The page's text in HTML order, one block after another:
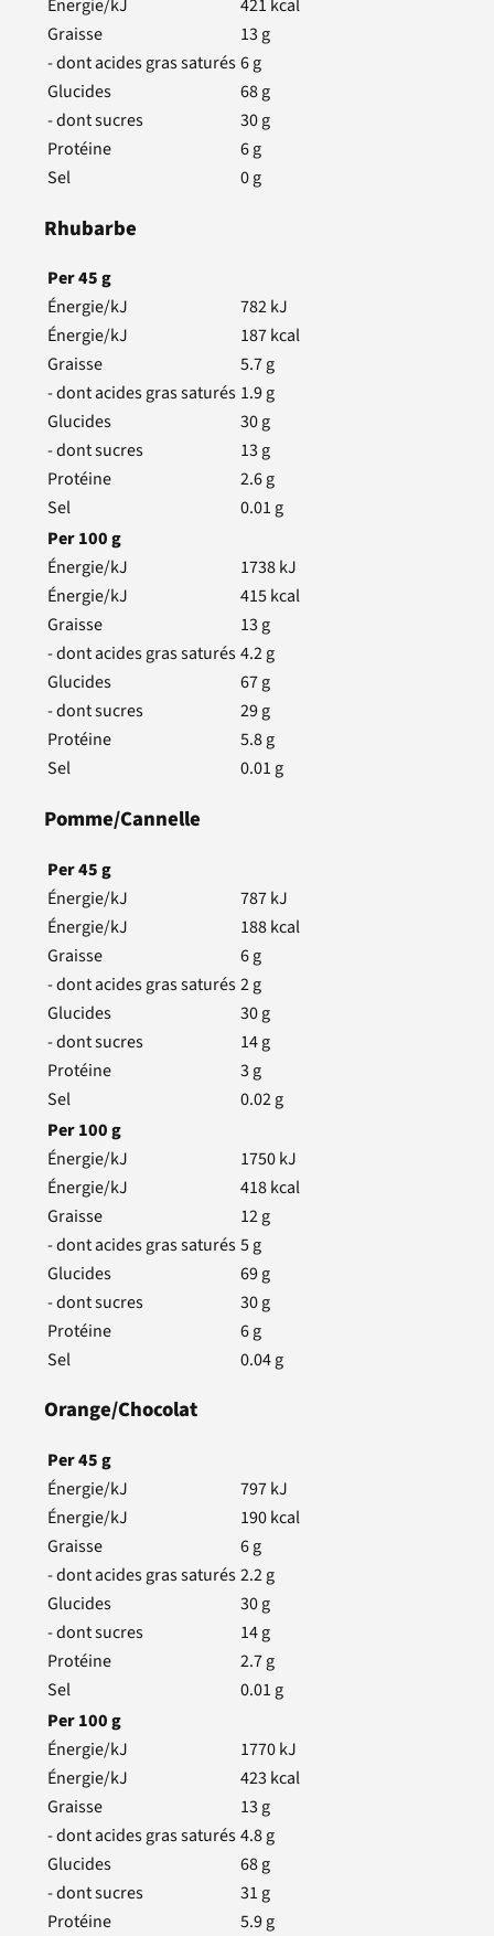
Énergie/kJ 421 kcal
Graisse
13 g
- dont acides gras saturés6g
Glucides
68g
- dont sucres
30g
Protéine
6g
Sel
0g
Rhubarbe
Per45g
Énergie/kJ
782kJ
Énergie/kJ
187kcal
Graisse
5.7g
- dont acides gras saturés 1.9g
Glucides
30g
- dont sucres
13 g
Protéine
2.6g
Sel
0.01 g
Per100g
Énergie/kJ
1738kJ
Énergie/kJ
415kcal
Graisse
13 g
- dont acides gras saturés4.2g
Glucides
67g
- dont sucres
29g
Protéine
5.8g
Sel
0.01 g
Pomme/Cannelle
Per45g
Énergie/kJ
787kJ
Énergie/kJ
188kcal
Graisse
6g
- dont acides gras saturés2g
Glucides
30g
- dont sucres
14g
Protéine
3 g
Sel
0.02g
Per100g
Énergie/kJ
1750kJ
Énergie/kJ
418kcal
Graisse
12g
- dont acides gras saturés5g
Glucides
69g
- dont sucres
30g
Protéine
6g
Sel
0.04g
Orange/Chocolat
Per45g
Énergie/kJ
797kJ
Énergie/kJ
190kcal
Graisse
6g
- dont acides gras saturés2.2g
Glucides
30g
- dont sucres
14g
Protéine
2.7g
Sel
0.01 g
Per100g
Énergie/kJ
1770kJ
Énergie/kJ
423 kcal
Graisse
13 g
- dont acides gras saturés4.8g
Glucides
68g
- dont sucres
31 g
Protéine
5.9g